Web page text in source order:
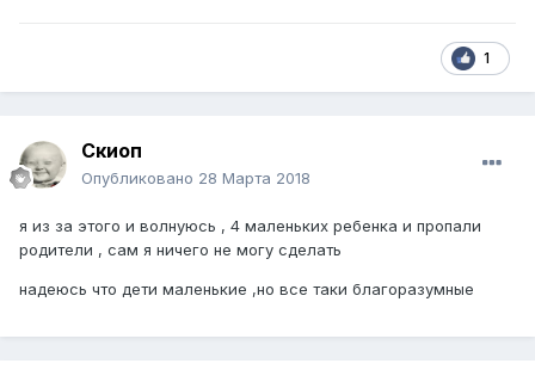
1
Скиоп
Опубликовано 28 Марта 2018
я из за этого и волнуюсь , 4 маленьких ребенка и пропали
родители , сам я ничего не могу сделать
надеюсь что дети маленькие ,но все таки благоразумные